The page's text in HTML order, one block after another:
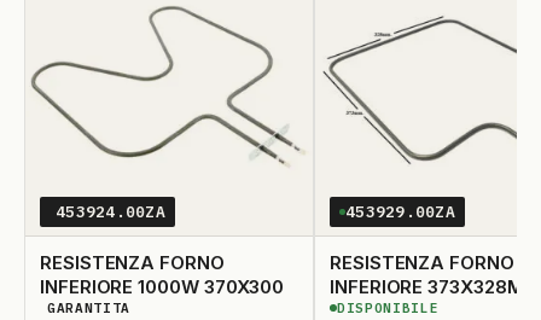
453924.00ZA
RESISTENZA FORNO
INFERIORE 1000W 370X300
DISPONIBILITÀ GARANTITA
GARANTITA
453929.00ZA
RESISTENZA FORNO
INFERIORE
STAFFA 7X1,5 - 1000W
DISPONIBILE
DISPONIBILE